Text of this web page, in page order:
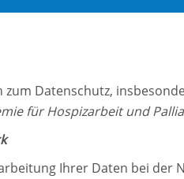
Datenschutz,
für Hospizarbeit und
Ihrer Daten bei der